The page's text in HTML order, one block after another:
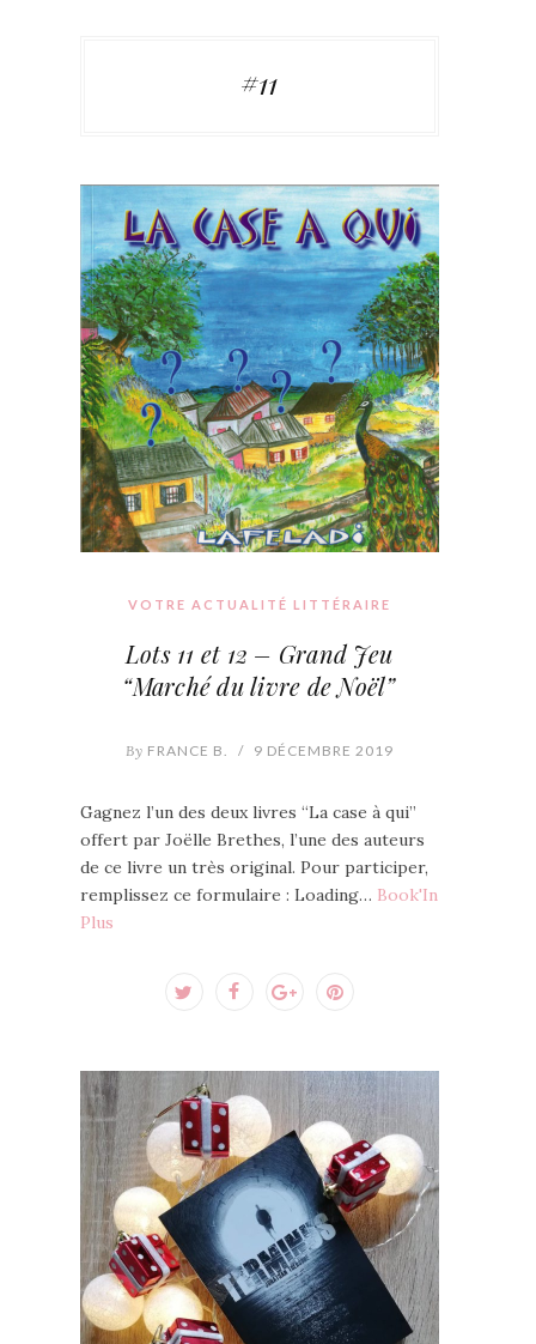
#11
VOTRE ACTUALITÉ LITTÉRAIRE
Lots 11 et 12 – Grand Jeu
“Marché du livre de Noël”
By FRANCE B. / 9 DÉCEMBRE 2019
Gagnez l’un des deux livres “La case à qui”
offert par Joëlle Brethes, l’une des auteurs
de ce livre un très original. Pour participer,
remplissez ce formulaire : Loading… Book'In
Plus